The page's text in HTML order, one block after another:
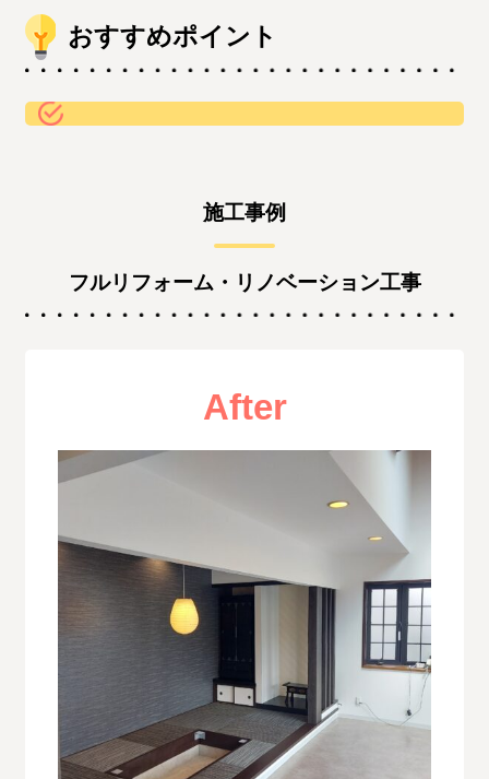
おすすめポイント
施工事例
フルリフォーム・リノベーション工事
After